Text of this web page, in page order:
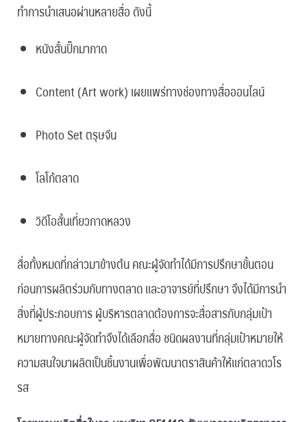
ทำการนำเสนอผ่านหลายสื่อ ดังนี้
หนังสั้นปิ๊กมากาด
Content (Art work) เผยแพร่ทางช่องทางสื่อออนไลน์
Photo Set ตรุษจีน
โลโก้ตลาด
วิดีโอสั้นเที่ยวกาดหลวง
สื่อทั้งหมดที่กล่าวมาข้างต้น คณะผู้จัดทำได้มีการปรึกษาขั้นตอน
ก่อนการผลิตร่วมกับทางตลาด และอาจารย์ที่ปรึกษา จึงได้มีการนำ
สิ่งที่ผู้ประกอบการ ผู้บริหารตลาดต้องการจะสื่อสารกับกลุ่มเป้า
หมายทางคณะผู้จัดทำจึงได้เลือกสื่อ ชนิดผลงานที่กลุ่มเป้าหมายให้
ความสนใจมาผลิตเป็นชิ้นงานเพื่อพัฒนาตราสินค้าให้แก่ตลาดวโร
รส